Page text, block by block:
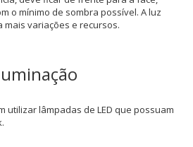
o mínimo de sombra possível. A luz
variações e recursos.
utilizar lâmpadas de LED que possuam